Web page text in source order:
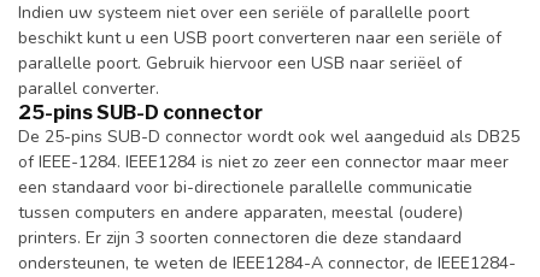
Indien uw systeem niet over een seriële of parallelle poort
beschikt kunt u een USB poort converteren naar een seriële of
parallelle poort. Gebruik hiervoor een USB naar seriëel of
parallel converter.
25-pins SUB-D connector
De 25-pins SUB-D connector wordt ook wel aangeduid als DB25
of IEEE-1284. IEEE1284 is niet zo zeer een connector maar meer
een standaard voor bi-directionele parallelle communicatie
tussen computers en andere apparaten, meestal (oudere)
printers. Er zijn 3 soorten connectoren die deze standaard
ondersteunen, te weten de IEEE1284-A connector, de IEEE1284-